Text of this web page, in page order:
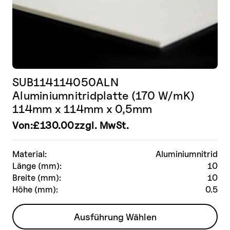
Material:
Aluminiumnitrid
Länge (mm):
10
Breite (mm):
10
Höhe (mm):
0.5
SUB114114050ALN
Aluminiumnitridplatte (170 W/mK)
114mm x 114mm x 0,5mm
Von:£130.00zzgl. MwSt.
Ausführung Wählen
Dieses
Produkt